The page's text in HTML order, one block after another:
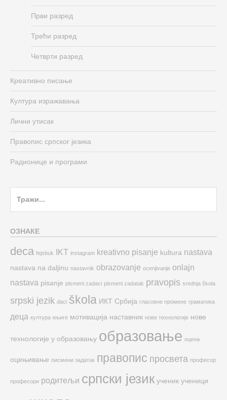
Први разред
Трећи разред
Четврти разред
Креативно писање
Култура изражавања
Лични утисак
Правопис српског језика
Радионице и програми
ОЗНАКЕ
deca fejsbuk IKT instagram kreativno pisanje kultura nastava
nastava na daljinu nastavnik obrazovanje ocenjivanje onlajn
nastava pisanje pismeni zadaci pismeni zadatak pravopis srednja škola
srpski jezik đaci škola ИКТ Србија гласовне промене граматика
деца култура књиге мотивација наставник нове технологије нове
технологије у образовању образовање оцена
оцењивање писмени задатак правопис просвета професор
професори родитељи српски језик ученик ученици